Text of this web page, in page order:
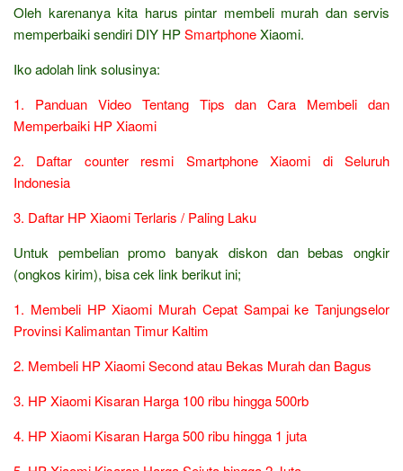
Oleh karenanya kita harus pintar membeli murah dan servis
memperbaiki sendiri DIY HPSmartphoneXiaomi.
Iko adolah link solusinya:
1. Panduan Video Tentang Tips dan Cara Membeli dan
Memperbaiki HP Xiaomi
2. Daftar counter resmi Smartphone Xiaomi di Seluruh
Indonesia
3. Daftar HP Xiaomi Terlaris / Paling Laku
Untuk pembelian promo banyak diskon dan bebas ongkir
(ongkos kirim), bisa cek link berikut ini;
1. Membeli HP Xiaomi Murah Cepat Sampai ke Tanjungselor
Provinsi Kalimantan Timur Kaltim
2. Membeli HP Xiaomi Second atau Bekas Murah dan Bagus
3. HP Xiaomi Kisaran Harga 100 ribu hingga 500rb
4. HP Xiaomi Kisaran Harga 500 ribu hingga 1 juta